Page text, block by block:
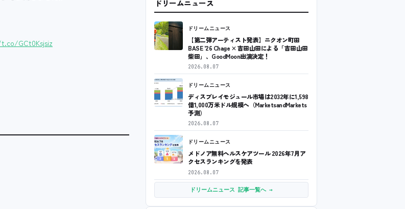
GCt0Ksjsiz
ドリームニュース
ドリームニュース
【第二弾アーティスト発表】ニクオン町田
BASE ’26 Chage × 吉田山田による「吉田山田
柴田」、GoodMoon出演決定！
2026.08.07
ドリームニュース
ディスプレイモジュール市場は2032年に1,598
億1,000万米ドル規模へ（MarketsandMarkets
予測）
2026.08.07
ドリームニュース
メドノア無料ヘルスケアツール 2026年7月ア
クセスランキングを発表
2026.08.07
ドリームニュース 記事一覧へ →